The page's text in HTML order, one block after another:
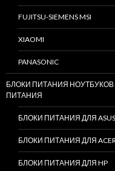
FUJITSU-SIEMENS MSI
XIAOMI
PANASONIC
БЛОКИ ПИТАНИЯ
ПИТАНИЯ
БЛОКИ ПИТАНИЯ ДЛЯ ASUS
БЛОКИ ПИТАНИЯ ДЛЯ
БЛОКИ ПИТАНИЯ ДЛЯ HP